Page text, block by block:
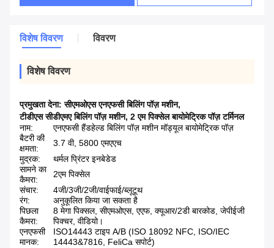
विशेष विवरण विवरण
विशेष विवरण
प्रमुखता देना:सीएमओएस एनएफसी बिलिंग पॉज़ मशीन,
टीडीएस सीडीएमए बिलिंग पॉज़ मशीन, 2 एम पिक्सेल बायोमेट्रिक पॉज़ टर्मिनल
नाम:
एनएफसी हैंडहेल्ड बिलिंग पॉज़ मशीन मॉड्यूल बायोमेट्रिक पॉज़
बैटरी की
क्षमता:
3.7 वी, 5800 एमएएच
मुद्रक:
थर्मल प्रिंटर इनबेडेड
सामने का
कैमरा:
2एम पिक्सेल
संचार:
4जी/3जी/2जी/वाईफाई/ब्लूटूथ
रंग:
अनुकूलित किया जा सकता है
पिछला
कैमरा:
8 मेगा पिक्सल, सीएमओएस, एएफ, क्यूआर/2डी बारकोड, जेपीईजी
पिक्चर, वीडियो।
एनएफसी
मानक:
ISO14443 टाइप A/B (ISO 18092 NFC, ISO/IEC
14443&7816, FeliCa सपोर्ट)